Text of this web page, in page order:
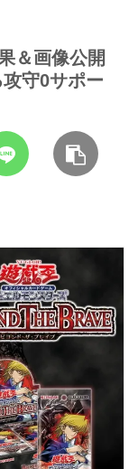
＆画像公開
攻守0サポー